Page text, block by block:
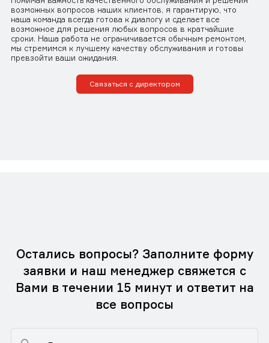
возможных вопросов наших клиентов, я гарантирую, что
наша команда всегда готова к диалогу и сделает все
возможное для решения любых вопросов в кратчайшие
сроки. Наша работа не ограничивается обычным ремонтом,
мы стремимся к лучшему качеству обслуживания и готовы
превзойти ваши ожидания.
Связаться с директором
Остались вопросы? Заполните форму
заявки и наш менеджер свяжется с
Вами в течении 15 минут и ответит на
все вопросы